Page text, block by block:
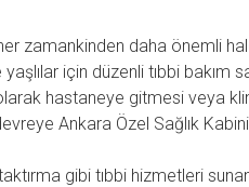
zamankinden daha önemli
için düzenli tıbbi bakım
hastaneye gitmesi veya
Ankara Özel Sağlık
gibi tıbbi hizmetleri